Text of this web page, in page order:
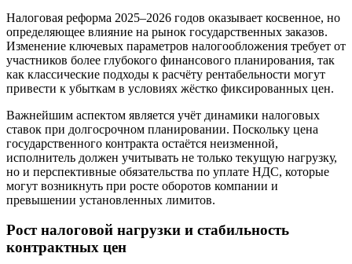
Налоговая реформа 2025–2026 годов оказывает косвенное, но
определяющее влияние на рынок государственных заказов.
Изменение ключевых параметров налогообложения требует от
участников более глубокого финансового планирования, так
как классические подходы к расчёту рентабельности могут
привести к убыткам в условиях жёстко фиксированных цен.
Важнейшим аспектом является учёт динамики налоговых
ставок при долгосрочном планировании. Поскольку цена
государственного контракта остаётся неизменной,
исполнитель должен учитывать не только текущую нагрузку,
но и перспективные обязательства по уплате НДС, которые
могут возникнуть при росте оборотов компании и
превышении установленных лимитов.
Рост налоговой нагрузки и стабильность
контрактных цен